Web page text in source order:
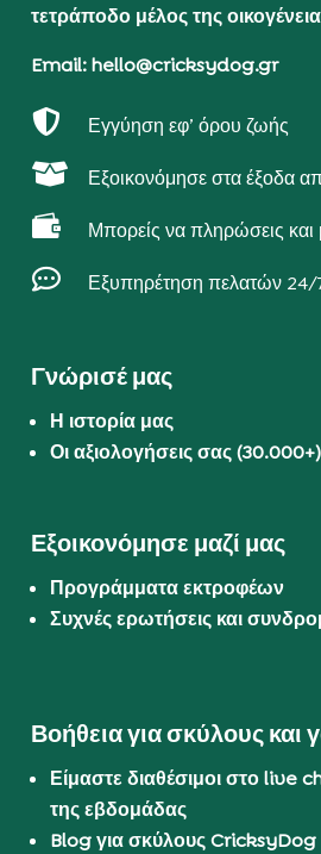
τετράποδο μέλος της
Email: hello@cricksydog.gr
 Εγγύηση εφ’ όρου ζωής
 Εξοικονόμησε στα έξοδα
 Μπορείς να πληρώσεις και
 Εξυπηρέτηση πελατών 24/
Γνώρισέ μας
Η ιστορία μας
Οι αξιολογήσεις σας (30.000+)
Εξοικονόμησε μαζί μας
Προγράμματα εκτροφέων
Συχνές ερωτήσεις και
Βοήθεια για σκύλους και
Είμαστε διαθέσιμοι στο live
της εβδομάδας
Blog για σκύλους CricksyDog